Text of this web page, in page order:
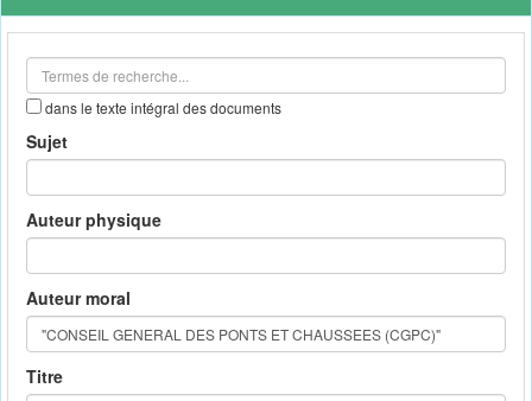
outils
dans le texte intégral des documents
Sujet
Auteur physique
Auteur moral
Titre